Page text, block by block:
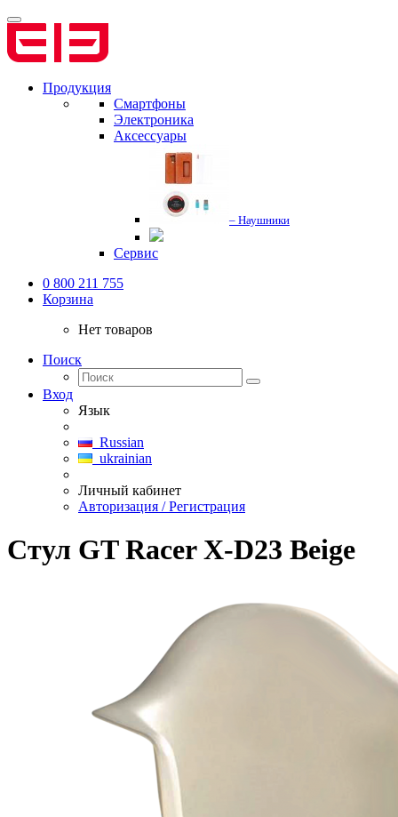
Продукция
Смартфоны
Электроника
Аксессуары
– Наушники
Сервис
0 800 211 755
Корзина
Нет товаров
Поиск
Вход
Язык
Russian
ukrainian
Личный кабинет
Авторизация / Регистрация
Стул GT Racer X-D23 Beige